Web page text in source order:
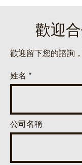
歡迎
歡迎留下您的諮詢
姓名
公司名稱